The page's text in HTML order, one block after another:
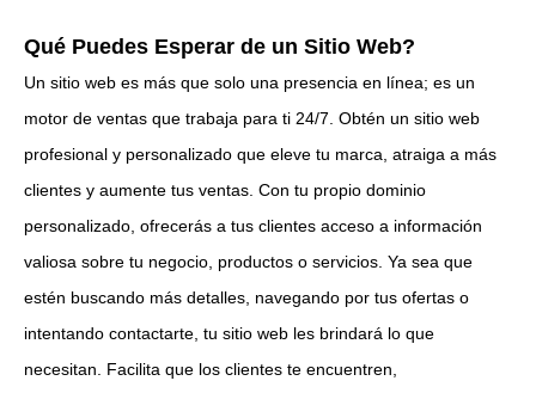
Qué Puedes Esperar de un Sitio Web?
Un sitio web es más que solo una presencia en línea; es un
motor de ventas que trabaja para ti 24/7. Obtén un sitio web
profesional y personalizado que eleve tu marca, atraiga a más
clientes y aumente tus ventas. Con tu propio dominio
personalizado, ofrecerás a tus clientes acceso a información
valiosa sobre tu negocio, productos o servicios. Ya sea que
estén buscando más detalles, navegando por tus ofertas o
intentando contactarte, tu sitio web les brindará lo que
necesitan. Facilita que los clientes te encuentren,